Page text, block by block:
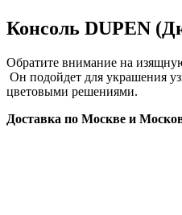
Консоль DUPEN
Обратите внимание на
Он подойдет для украшения
цветовыми решениями.
Доставка по Москве и